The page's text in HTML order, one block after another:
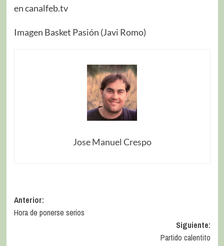
en canalfeb.tv
Imagen Basket Pasión (Javi Romo)
Jose Manuel Crespo
Anterior:
Hora de ponerse serios
Siguiente:
Partido calentito